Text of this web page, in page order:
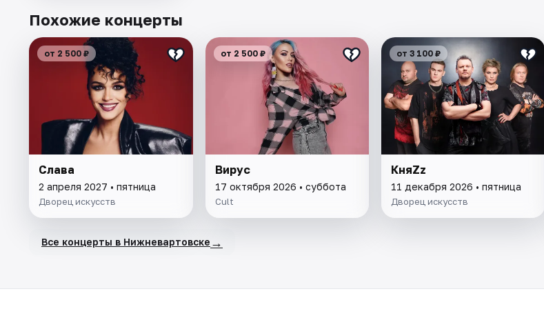
Похожие концерты
от 2 500 ₽
Слава
2 апреля 2027 • пятница
Дворец искусств
от 2 500 ₽
Вирус
17 октября 2026 • суббота
Cult
от 3 100 ₽
КняZz
11 декабря 2026 • пятница
Дворец искусств
Все концерты в Нижневартовске →